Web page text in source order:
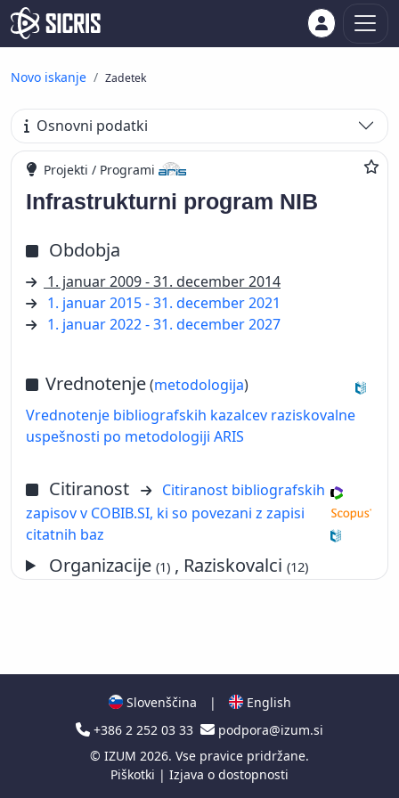
Novo iskanje Zadetek
Osnovni podatki
Projekti / Programi
Infrastrukturni program NIB
Obdobja
1. januar 2009 - 31. december 2014
1. januar 2015 - 31. december 2021
1. januar 2022 - 31. december 2027
Vrednotenje(metodologija)
Vrednotenje bibliografskih kazalcev raziskovalne
uspešnosti po metodologiji ARIS
Citiranost
Citiranost bibliografskih
zapisov v COBIB.SI, ki so povezani z zapisi
citatnih baz
Organizacije(1) , Raziskovalci(12)
Slovenščina |
English
+386 2 252 03 33
podpora@izum.si
© IZUM 2026. Vse pravice pridržane.
Piškotki | Izjava o dostopnosti